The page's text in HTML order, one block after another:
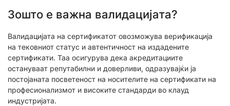
Зошто е важна валидацијата?
Валидацијата на сертификатот овозможува верификација
на тековниот статус и автентичност на издадените
сертификати. Таа осигурува дека акредитациите
остануваат репутабилни и доверливи, одразувајќи ја
постојаната посветеност на носителите на сертификати на
професионализмот и високите стандарди во клауд
индустријата.